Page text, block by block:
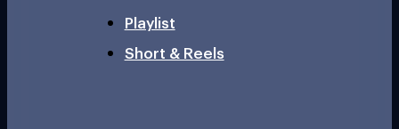
Playlist
Short & Reels